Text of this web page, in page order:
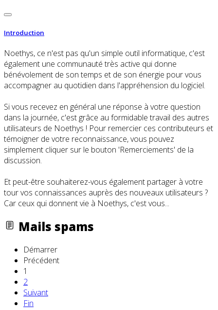
Introduction
Noethys, ce n'est pas qu'un simple outil informatique, c'est
également une communauté très active qui donne
bénévolement de son temps et de son énergie pour vous
accompagner au quotidien dans l'appréhension du logiciel.
Si vous recevez en général une réponse à votre question
dans la journée, c'est grâce au formidable travail des autres
utilisateurs de Noethys ! Pour remercier ces contributeurs et
témoigner de votre reconnaissance, vous pouvez
simplement cliquer sur le bouton 'Remerciements' de la
discussion.
Et peut-être souhaiterez-vous également partager à votre
tour vos connaissances auprès des nouveaux utilisateurs ?
Car ceux qui donnent vie à Noethys, c'est vous...
Mails spams
Démarrer
Précédent
1
2
Suivant
Fin